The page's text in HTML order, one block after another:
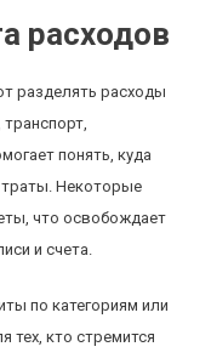
расходов
разделять расходы
понять, куда
траты. Некоторые
что освобождает
и счета.
по категориям или
тех, кто стремится